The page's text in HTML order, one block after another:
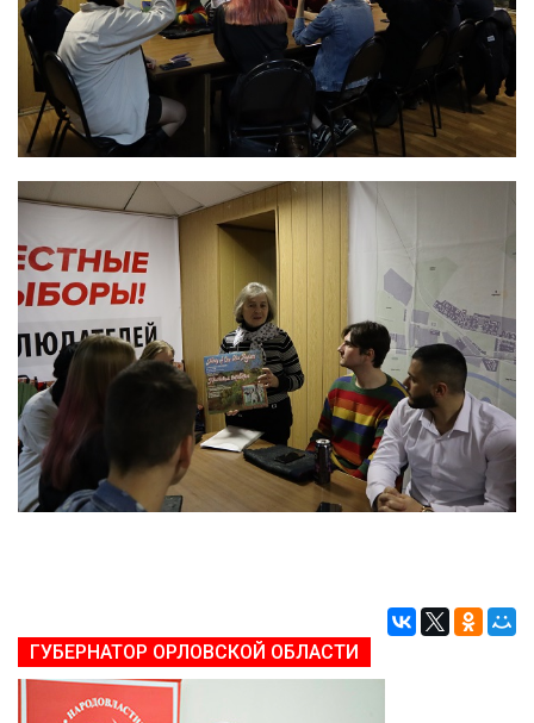
ГУБЕРНАТОР ОРЛОВСКОЙ ОБЛАСТИ